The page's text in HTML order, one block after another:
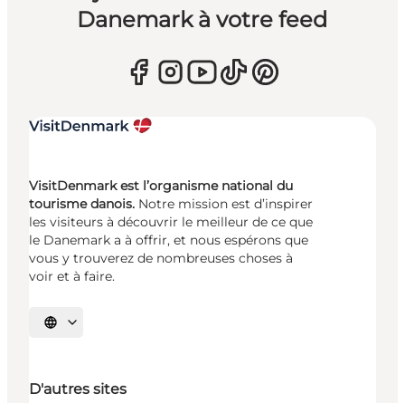
Danemark à votre feed
VisitDenmark est l’organisme national du
tourisme danois. Notre mission est d’inspirer
les visiteurs à découvrir le meilleur de ce que
le Danemark a à offrir, et nous espérons que
vous y trouverez de nombreuses choses à
voir et à faire.
Choisissez la langue
D'autres sites